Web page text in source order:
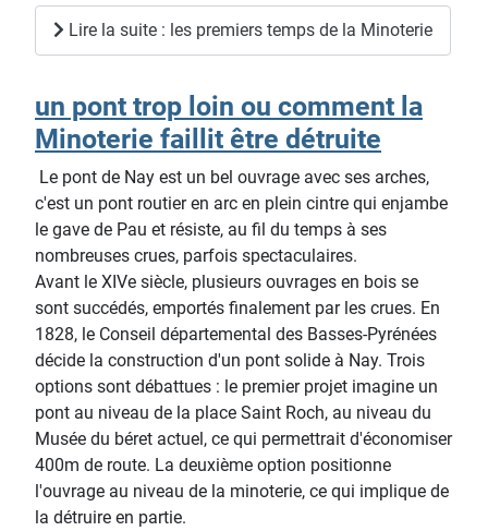
Lire la suite : les premiers temps de la Minoterie
un pont trop loin ou comment la
Minoterie faillit être détruite
Le pont de Nay est un bel ouvrage avec ses arches,
c'est un pont routier en arc en plein cintre qui enjambe
le gave de Pau et résiste, au fil du temps à ses
nombreuses crues, parfois spectaculaires.
Avant le XIVe siècle, plusieurs ouvrages en bois se
sont succédés, emportés finalement par les crues. En
1828, le Conseil départemental des Basses-Pyrénées
décide la construction d'un pont solide à Nay. Trois
options sont débattues : le premier projet imagine un
pont au niveau de la place Saint Roch, au niveau du
Musée du béret actuel, ce qui permettrait d'économiser
400m de route. La deuxième option positionne
l'ouvrage au niveau de la minoterie, ce qui implique de
la détruire en partie.